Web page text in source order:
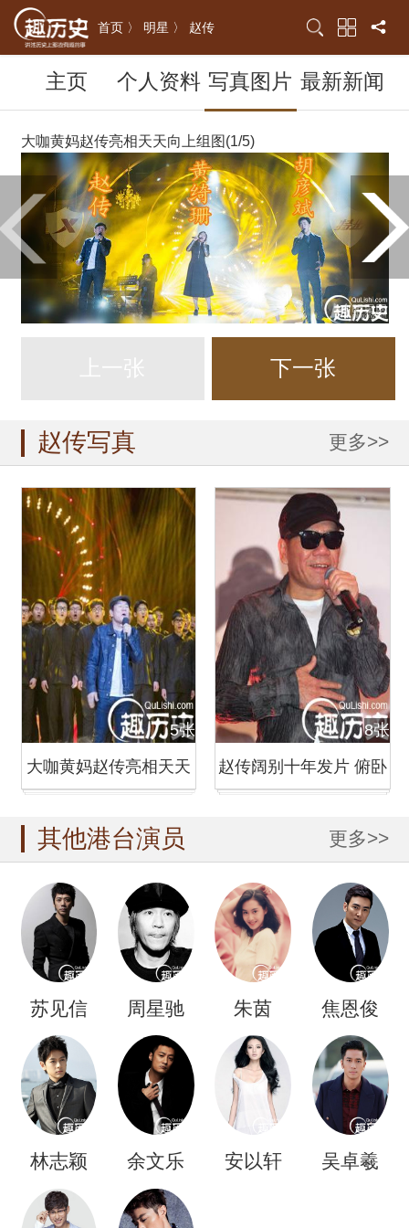
首页 〉 明星 〉 赵传
主页 个人资料 写真图片 最新新闻
大咖黄妈赵传亮相天天向上组图(1/5)
下一张
赵传写真 更多>>
5张
大咖黄妈赵传亮相天天
8张
赵传阔别十年发片 俯卧
其他港台演员 更多>>
苏见信 周星驰 朱茵 焦恩俊
林志颖 余文乐 安以轩 吴卓羲